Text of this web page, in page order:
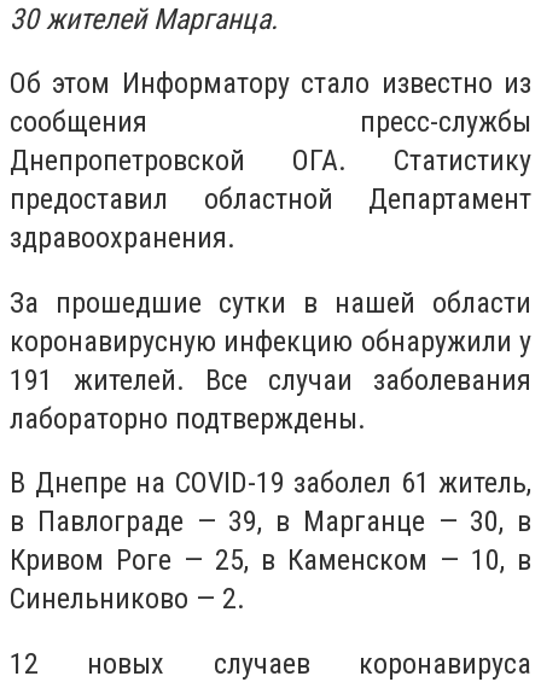
30 жителей Марганца.
Об этом Информатору стало известно из
сообщения пресс-службы
Днепропетровской ОГА. Статистику
предоставил областной Департамент
здравоохранения.
За прошедшие сутки в нашей области
коронавирусную инфекцию обнаружили у
191 жителей. Все случаи заболевания
лабораторно подтверждены.
В Днепре на COVID-19 заболел 61 житель,
в Павлограде — 39, в Марганце — 30, в
Кривом Роге — 25, в Каменском — 10, в
Синельниково — 2.
12 новых случаев коронавируса